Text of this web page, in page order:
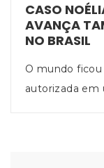
CASO
AVANÇA
NO BRASIL
O mundo
autorizada em